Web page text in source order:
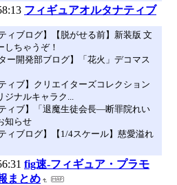
フィギュアオルタナティブ
ィブログ】【脱がせる前】新装版 文
しちゃうぞ！
ー開発部ブログ】「花火」デコマス
ィブ】クリエイターズコレクション
ナルキャラク...
ィブ】「退魔生徒会長―断罪院れい
知らせ
ィブログ】【1/4スケール】慈愛溢れ
fig速-フィギュア・プラモ
まとめ